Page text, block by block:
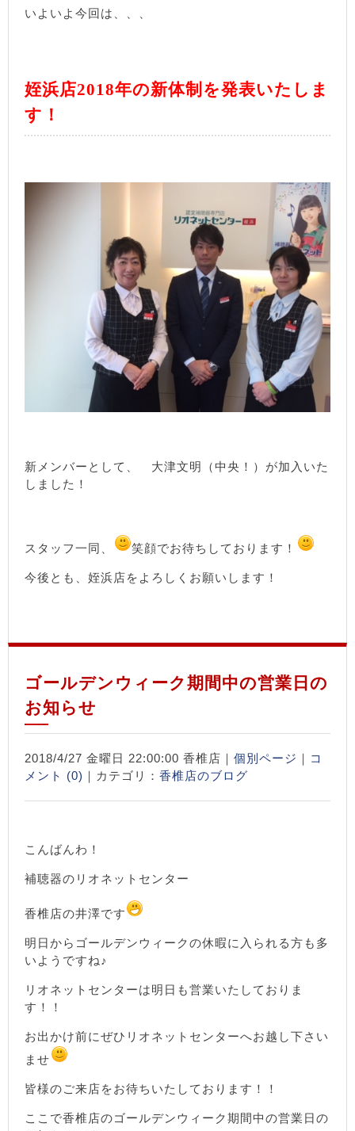
いよいよ今回は、、、
姪浜店2018年の新体制 を発表いたしま
す！
新メンバーとして、 大津文明（中央！）が加入いた
しました！
スタッフ一同、 笑顔でお待ちしております！
今後とも、姪浜店をよろしくお願いします！
ゴールデンウィーク期間中の営業日の
お知らせ
2018/4/27 金曜日 22:00:00 香椎店｜ 個別ページ ｜ コ
メント (0) ｜カテゴリ： 香椎店のブログ
こんばんわ！
補聴器のリオネットセンター
香椎店の井澤です
明日からゴールデンウィークの休暇に入られる方も多
いようですね♪
リオネットセンターは明日も営業いたしておりま
す！！
お出かけ前にぜひリオネットセンターへお越し下さい
ませ
皆様のご来店をお待ちいたしております！！
ここで香椎店のゴールデンウィーク期間中の営業日の